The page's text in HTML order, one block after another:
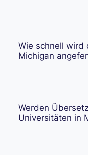
Wie schnell wird
Michigan
Werden
Universitäten in